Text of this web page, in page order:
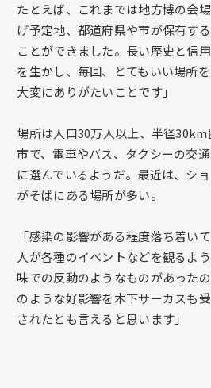
たとえば、これまでは地方博の会
げ予定地、都道府県や市が保有す
ことができました。長い歴史と信
を生かし、毎回、とてもいい場所
大変にありがたいことです」
場所は人口30万人以上、半径
市で、電車やバス、タクシーの交
に選んでいるようだ。最近は、シ
がそばにある場所が多い。
「感染の影響がある程度落ち着い
人が各種のイベントなどを観るよ
味での反動のようなものがあった
のような好影響を木下サーカスも
されたとも言えると思います」